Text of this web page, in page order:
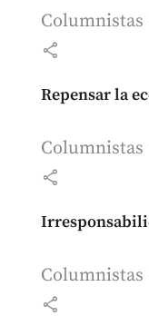
Columnistas
share
Repensar la
Columnistas
share
Columnistas
share